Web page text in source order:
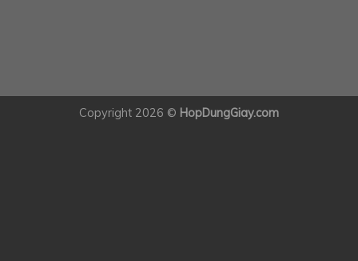
Copyright 2026 © HopDungGiay.com